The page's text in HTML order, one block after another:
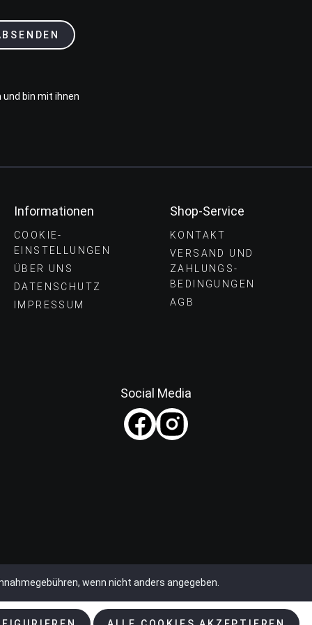
und bin mit ihnen
Informationen
COOKIE-
EINSTELLUNGEN
ÜBER UNS
DATENSCHUTZ
IMPRESSUM
Shop-Service
KONTAKT
VERSAND UND
ZAHLUNGS­
BEDINGUNGEN
AGB
Social Media
wenn nicht anders angegeben.